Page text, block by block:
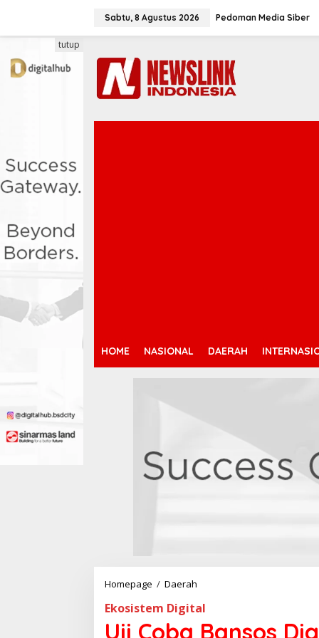
Sabtu, 8 Agustus 2026 Pedoman Media Siber
HOME NASIONAL DAERAH
tutup
Homepage / Daerah
i
C
Ekosistem Digital
Uji Coba Bansos